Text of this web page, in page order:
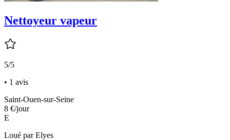
Nettoyeur vapeur
5/5
• 1 avis
Saint-Ouen-sur-Seine
8 €/jour
E
Loué parElyes